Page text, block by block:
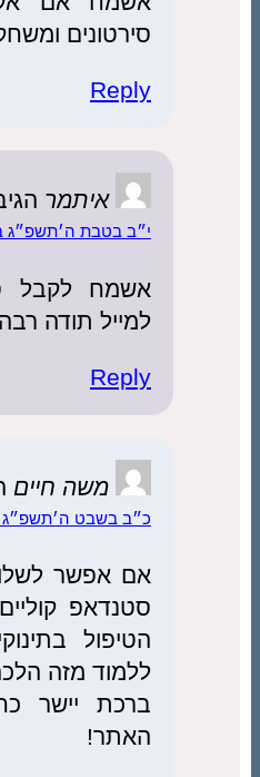
סירטונים
Reply
איתמר
י״ב בטבת ה׳תשפ״ג
אשמח לקבל
למייל תודה רבה
Reply
משה חיים
כ״ב בשבט ה׳תשפ״ג
אם אפשר
סטנדאפ
הטיפול
ללמוד מזה
ברכת יישר
האתר!